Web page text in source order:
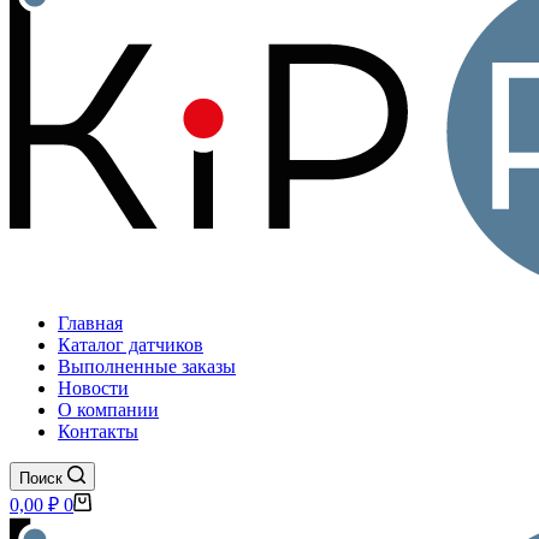
Главная
Каталог датчиков
Выполненные заказы
Новости
О компании
Контакты
Поиск
Корзина
0,00 ₽ 0